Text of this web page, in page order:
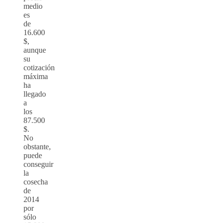
medio
es
de
16.600
$,
aunque
su
cotización
máxima
ha
llegado
a
los
87.500
$.
No
obstante,
puede
conseguir
la
cosecha
de
2014
por
sólo